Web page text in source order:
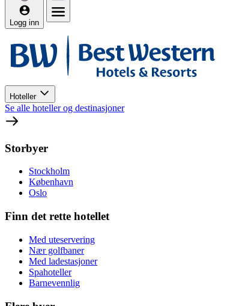
Logg inn
Hoteller
Se alle hoteller og destinasjoner
Storbyer
Stockholm
København
Oslo
Finn det rette hotellet
Med uteservering
Nær golfbaner
Med ladestasjoner
Spahoteller
Barnevennlig